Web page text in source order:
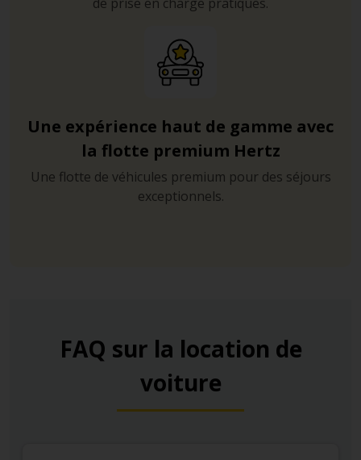
Une expérience haut de gamme avec
la flotte premium Hertz
Une flotte de véhicules premium pour des séjours
exceptionnels.
FAQ sur la location de
voiture